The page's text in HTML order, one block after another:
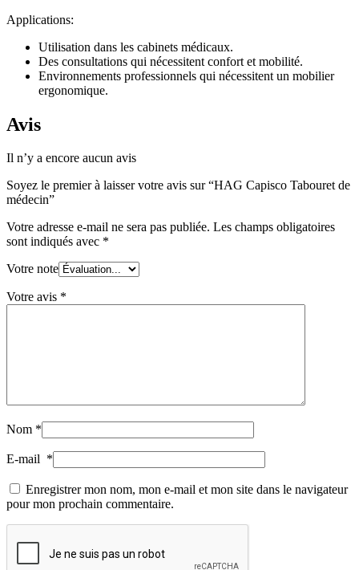
Applications:
Utilisation dans les cabinets médicaux.
Des consultations qui nécessitent confort et mobilité.
Environnements professionnels qui nécessitent un mobilier
ergonomique.
Avis
Il n’y a encore aucun avis
Soyez le premier à laisser votre avis sur “HAG Capisco Tabouret de
médecin”
Votre adresse e-mail ne sera pas publiée. Les champs obligatoires
sont indiqués avec *
Votre note
Votre avis *
Nom *
E-mail *
Enregistrer mon nom, mon e-mail et mon site dans le navigateur
pour mon prochain commentaire.